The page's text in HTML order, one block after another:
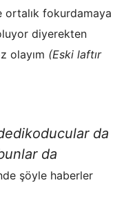
fokurdamaya
diyerekten
olayım (Eski laftır
da
da
şöyle haberler